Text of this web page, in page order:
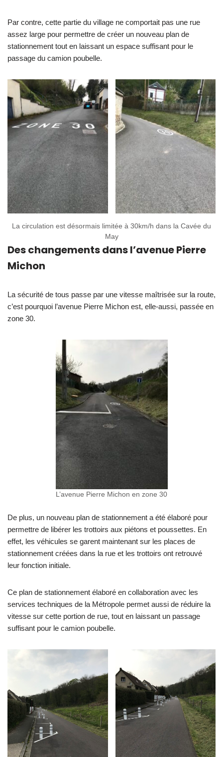
Par contre, cette partie du village ne comportait pas une rue
assez large pour permettre de créer un nouveau plan de
stationnement tout en laissant un espace suffisant pour le
passage du camion poubelle.
La circulation est désormais limitée à 30km/h dans la Cavée du
May
Des changements dans l’avenue Pierre
Michon
La sécurité de tous passe par une vitesse maîtrisée sur la route,
c’est pourquoi l’avenue Pierre Michon est, elle-aussi, passée en
zone 30.
L’avenue Pierre Michon en zone 30
De plus, un nouveau plan de stationnement a été élaboré pour
permettre de libérer les trottoirs aux piétons et poussettes. En
effet, les véhicules se garent maintenant sur les places de
stationnement créées dans la rue et les trottoirs ont retrouvé
leur fonction initiale.
Ce plan de stationnement élaboré en collaboration avec les
services techniques de la Métropole permet aussi de réduire la
vitesse sur cette portion de rue, tout en laissant un passage
suffisant pour le camion poubelle.